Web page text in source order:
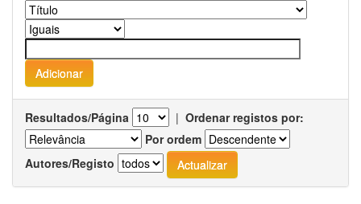
Resultados/Página | Ordenar registos por:
Por ordem
Autores/Registo